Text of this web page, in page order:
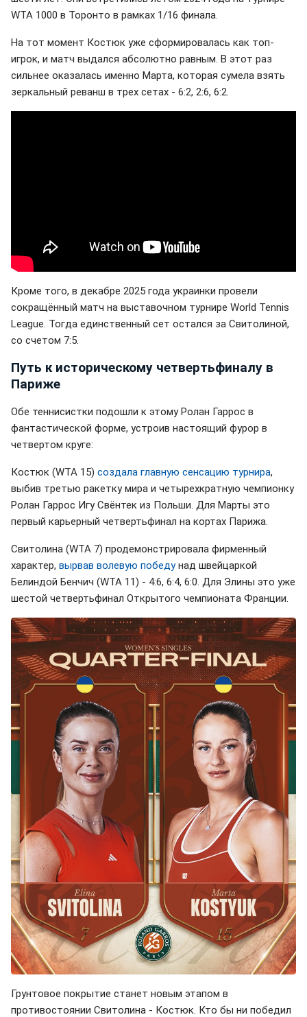
WTA 1000 в Торонто в рамках 1/16 финала.
На тот момент Костюк уже сформировалась как топ-
игрок, и матч выдался абсолютно равным. В этот раз
сильнее оказалась именно Марта, которая сумела взять
зеркальный реванш в трех сетах - 6:2, 2:6, 6:2.
Кроме того, в декабре 2025 года украинки провели
сокращённый матч на выставочном турнире World Tennis
League. Тогда единственный сет остался за Свитолиной,
со счетом 7:5.
Путь к историческому четвертьфиналу в
Париже
Обе теннисистки подошли к этому Ролан Гаррос в
фантастической форме, устроив настоящий фурор в
четвертом круге:
Костюк (WTA 15) создала главную сенсацию турнира,
выбив третью ракетку мира и четырехкратную чемпионку
Ролан Гаррос Игу Свёнтек из Польши. Для Марты это
первый карьерный четвертьфинал на кортах Парижа.
Свитолина (WTA 7) продемонстрировала фирменный
характер, вырвав волевую победунад швейцаркой
Белиндой Бенчич (WTA 11) - 4:6, 6:4, 6:0. Для Элины это уже
шестой четвертьфинал Открытого чемпионата Франции.
Грунтовое покрытие станет новым этапом в
противостоянии Свитолина - Костюк. Кто бы ни победил